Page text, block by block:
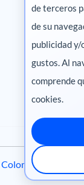
Colombia
de terceros
de su
publicidad y/
gustos. Al
comprende
cookies.